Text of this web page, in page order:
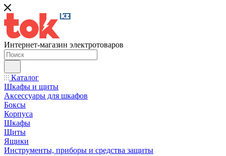
Интернет-магазин электротоваров
Каталог
Шкафы и щиты
Аксессуары для шкафов
Боксы
Корпуса
Шкафы
Щиты
Ящики
Инструменты, приборы и средства защиты